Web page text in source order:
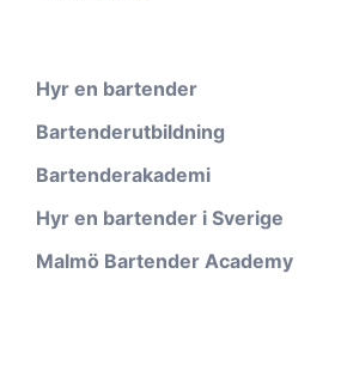
Hyr en bartender
Bartenderutbildning
Bartenderakademi
Hyr en bartender i Sverige
Malmö Bartender Academy